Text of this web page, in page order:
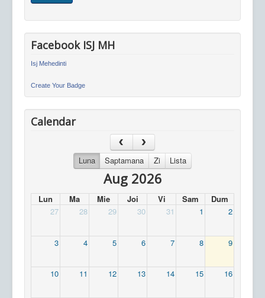
Facebook ISJ MH
Isj Mehedinti
Create Your Badge
Calendar
Luna Saptamana Zi Lista
Aug 2026
Lun Ma Mie Joi Vi Sam
Dum
27
28 29 30 31 1 2
3 4 5 6 7 8 9
10 11 12 13 14 15 16